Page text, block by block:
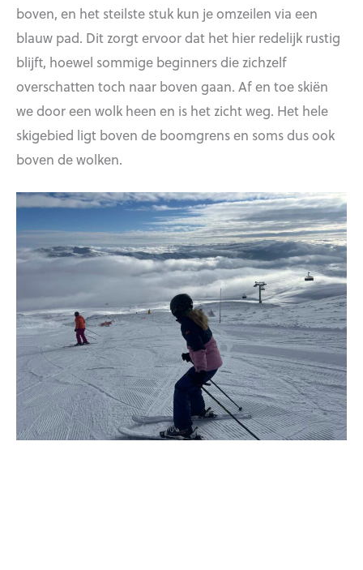
boven, en het steilste stuk kun je omzeilen via een
blauw pad. Dit zorgt ervoor dat het hier redelijk rustig
blijft, hoewel sommige beginners die zichzelf
overschatten toch naar boven gaan. Af en toe skiën
we door een wolk heen en is het zicht weg. Het hele
skigebied ligt boven de boomgrens en soms dus ook
boven de wolken.